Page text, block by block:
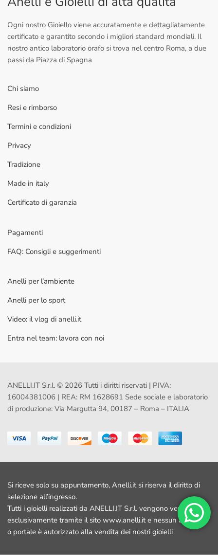
Ogni nostro Gioiello viene accuratamente e dettagliatamente
certificato e garantito secondo i migliori standard mondiali. Il
nostro antico laboratorio orafo si trova nel centro Roma, a due
passi da Piazza di Spagna
Chi siamo
Resi e rimborso
Termini e condizioni
Privacy
Tradizione
Made in italy
Certificato di garanzia
Pagamenti
FAQ: Consigli e suggerimenti
Anelli per l’ambiente
Anelli per lo sport
Video: il vlog di anelli.it
Entra nel team: lavora con noi
ANELLI.IT S.r.l. © 2026 Tutti i diritti riservati | PIVA:
16004381006 | REA: RM 1628691 Sede sociale e laboratorio
di produzione: Via Margutta 94, 00187 – Roma – ITALIA
Si riceve solo su appuntamento, Anelli.it si riserva il diritto di
selezione all’ingresso.
Tutti i gioielli realizzati da ANELLI.IT S.r.l. vengono venduti
esclusivamente tramite il sito www.anelli.it e nessun altro sito
o portale è autorizzato alla vendita dei nostri gioielli